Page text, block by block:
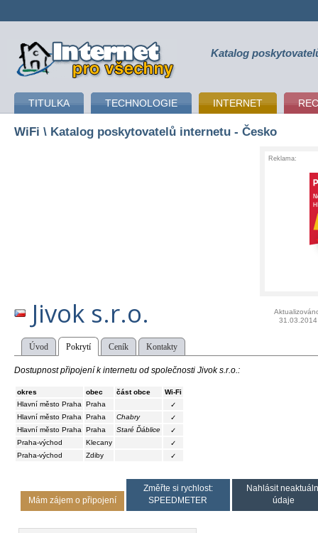
připojení k internetu Katalog
TITULKA TECHNOLOGIE INTERNET
WiFi \ Katalog poskytovatelů internetu - Česko
Reklama:
Jivok s.r.o.
31.03.2014
Úvod Pokrytí Ceník Kontakty
Dostupnost připojení k internetu od společnosti Jivok s.r.o.:
okres obec část obce
Wi-Fi
Hlavní město Praha
Praha
✓
Hlavní město Praha
Praha Chabry
✓
Hlavní město Praha
Praha Staré Ďáblice
✓
Praha-východ
Klecany
✓
Praha-východ
Zdiby ✓
Mám zájem o připojení
Změřte si rychlost:
SPEEDMETER
Nahlásit
údaje